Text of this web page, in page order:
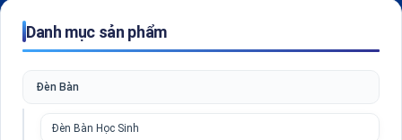
Danh mục sản phẩm
Đèn Bàn
Đèn Bàn Học Sinh